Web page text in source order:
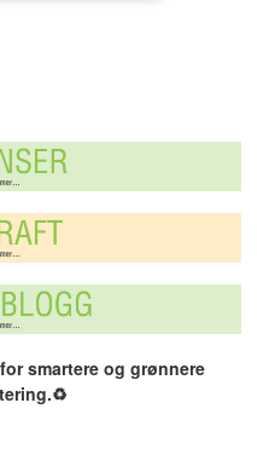
smartere og grønnere
♻️